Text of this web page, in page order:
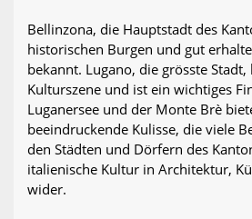
Bellinzona, die Hauptstadt des
historischen Burgen und gut
bekannt. Lugano, die grösste
Kulturszene und ist ein wichtiges
Luganersee und der Monte Brè
beeindruckende Kulisse, die viele
den Städten und Dörfern des
italienische Kultur in Architektur,
wider.